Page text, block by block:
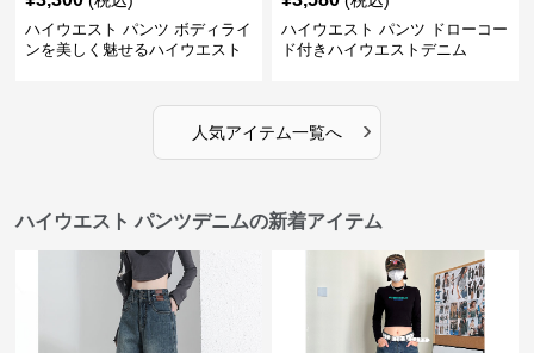
ハイウエスト パンツ ボディライ
ンを美しく魅せるハイウエスト
ハイウエスト パンツ ドローコー
ド付きハイウエストデニム
人気アイテム一覧へ ›
ハイウエスト パンツデニムの新着アイテム